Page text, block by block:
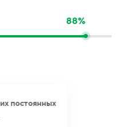
88%
постоянных